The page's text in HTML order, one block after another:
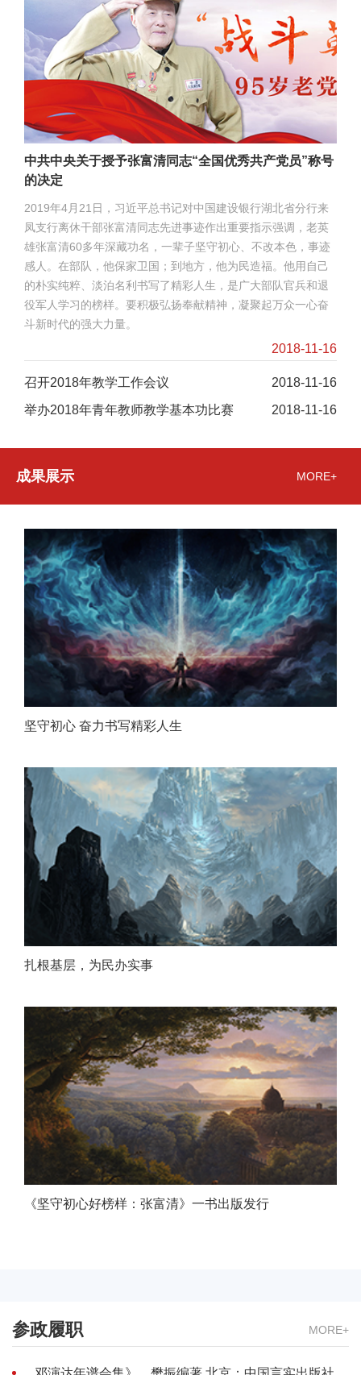
中共中央关于授予张富清同志“全国优秀共产党员”称号
的决定
2019年4月21日，习近平总书记对中国建设银行湖北省分行来
凤支行离休干部张富清同志先进事迹作出重要指示强调，老英
雄张富清60多年深藏功名，一辈子坚守初心、不改本色，事迹
感人。在部队，他保家卫国；到地方，他为民造福。他用自己
的朴实纯粹、淡泊名利书写了精彩人生，是广大部队官兵和退
役军人学习的榜样。要积极弘扬奉献精神，凝聚起万众一心奋
斗新时代的强大力量。
2018-11-16
2018-11-16
召开2018年教学工作会议
2018-11-16
举办2018年青年教师教学基本功比赛
成果展示 MORE+
坚守初心 奋力书写精彩人生
扎根基层，为民办实事
我
当
的
流
血
牺
牲
得”——
平
总
书
《坚守初心好榜样：张富清》一书出版发行
参政履职 MORE+